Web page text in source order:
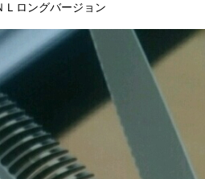
Ｌロングバージョン